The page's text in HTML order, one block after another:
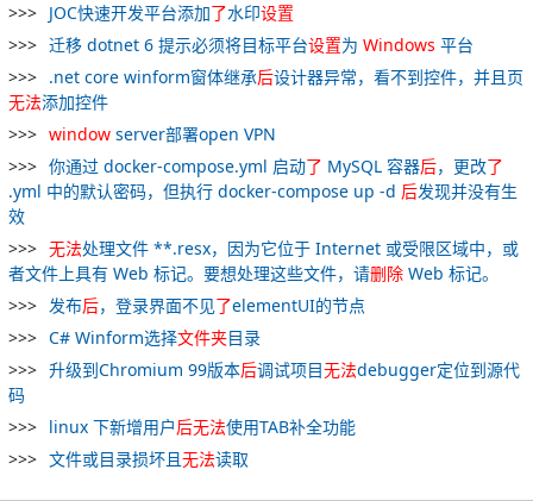
JOC快速开发平台添加了水印设置
迁移 dotnet 6 提示必须将目标平台设置为 Windows 平台
.net core winform窗体继承后设计器异常，看不到控件，并且页
无法添加控件
window server部署open VPN
你通过 docker-compose.yml 启动了 MySQL 容器后，更改了
.yml 中的默认密码，但执行 docker-compose up -d 后发现并没有生
效
无法处理文件 **.resx，因为它位于 Internet 或受限区域中，或
者文件上具有 Web 标记。要想处理这些文件，请删除 Web 标记。
发布后，登录界面不见了elementUI的节点
C# Winform选择文件夹目录
升级到Chromium 99版本后调试项目无法debugger定位到源代
码
linux 下新增用户后无法使用TAB补全功能
文件或目录损坏且无法读取